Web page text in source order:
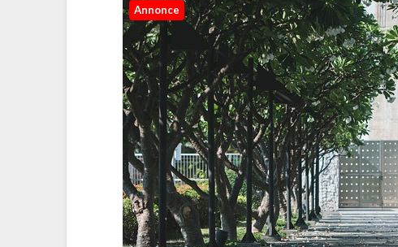
Annonce